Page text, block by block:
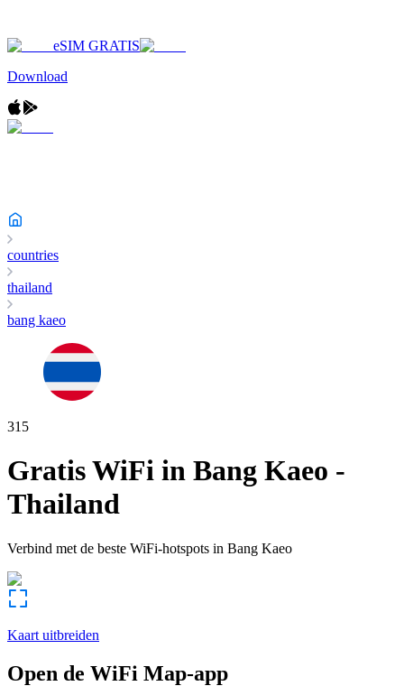
eSIM GRATIS
Download
countries
thailand
bang kaeo
315
Gratis WiFi in Bang Kaeo -
Thailand
Verbind met de beste WiFi-hotspots in Bang Kaeo
Kaart uitbreiden
Open de WiFi Map-app